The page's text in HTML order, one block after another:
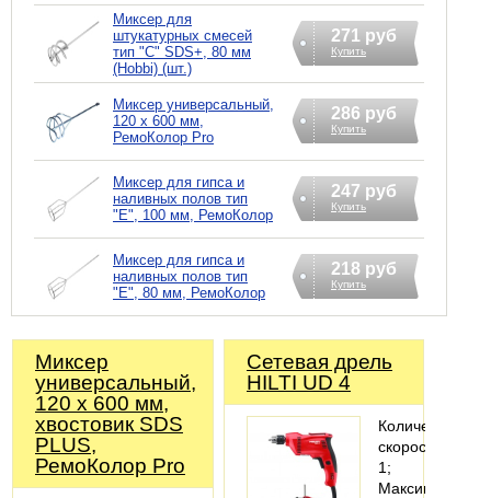
Миксер для
штукатурных смесей
тип "С" SDS+, 80 мм
(Hobbi) (шт.)
271 руб
Купить
Миксер универсальный,
120 х 600 мм,
РемоКолор Pro
286 руб
Купить
Миксер для гипса и
наливных полов тип
"E", 100 мм, РемоКолор
247 руб
Купить
Миксер для гипса и
наливных полов тип
"E", 80 мм, РемоКолор
218 руб
Купить
Миксер
универсальный,
120 х 600 мм,
хвостовик SDS
PLUS,
РемоКолор Pro
Сетевая дрель
HILTI UD 4
Количество
скоростей
1;
Максимальный